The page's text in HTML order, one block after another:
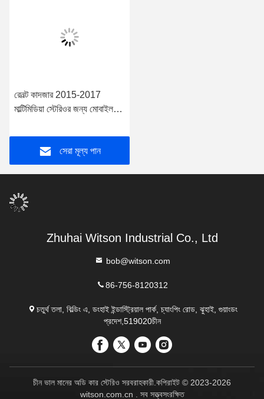
রেনল্ট কাদজার 2015-2017
মাল্টিমিডিয়া স্টেরিওর জন্য মোবাইল
সেরা মূল্য পান
Zhuhai Witson Industrial Co., Ltd
bob@witson.com
86-756-8120312
চতুর্থ তলা, বিল্ডিং এ, ডংহাই ইন্ডাস্ট্রিয়াল পার্ক, চ্যাংপিং রোড, ঝুহাই, গুয়াংডং
প্রদেশ,519020চীন
চীন ভাল মানের অডি কার স্টেরিও সরবরাহকারী.কপিরাইট © 2023-2026
witson.com.cn . সব সত্ত্বসংরক্ষিত